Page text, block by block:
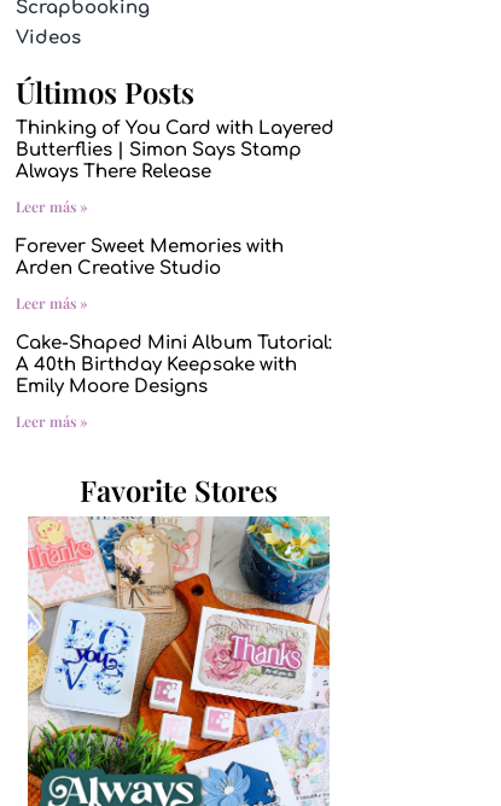
Scrapbooking
Videos
Últimos Posts
Thinking of You Card with Layered
Butterflies | Simon Says Stamp
Always There Release
Leer más »
Forever Sweet Memories with
Arden Creative Studio
Leer más »
Cake-Shaped Mini Album Tutorial:
A 40th Birthday Keepsake with
Emily Moore Designs
Leer más »
Favorite Stores